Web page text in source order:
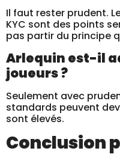
Il faut rester prudent.
KYC sont des points
pas partir du principe
Arlequin est-il
joueurs ?
Seulement avec
standards peuvent
sont élevés.
Conclusion